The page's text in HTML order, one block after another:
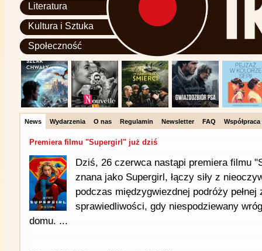
Literatura
Kultura i Sztuka
Społeczność
News Wydarzenia O nas Regulamin Newsletter FAQ Współpraca
Premiera filmu "Supergirl" już dziś
Dziś, 26 czerwca nastąpi premiera filmu
znana jako Supergirl, łączy siły z
podczas międzygwiezdnej podróży pełnej
sprawiedliwości, gdy niespodziewany
domu. ...